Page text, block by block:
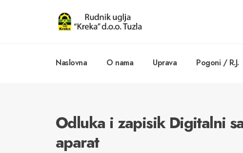
Naslovna O nama Uprava Pogoni / R.J.
Odluka i zapisik Digitalni
aparat